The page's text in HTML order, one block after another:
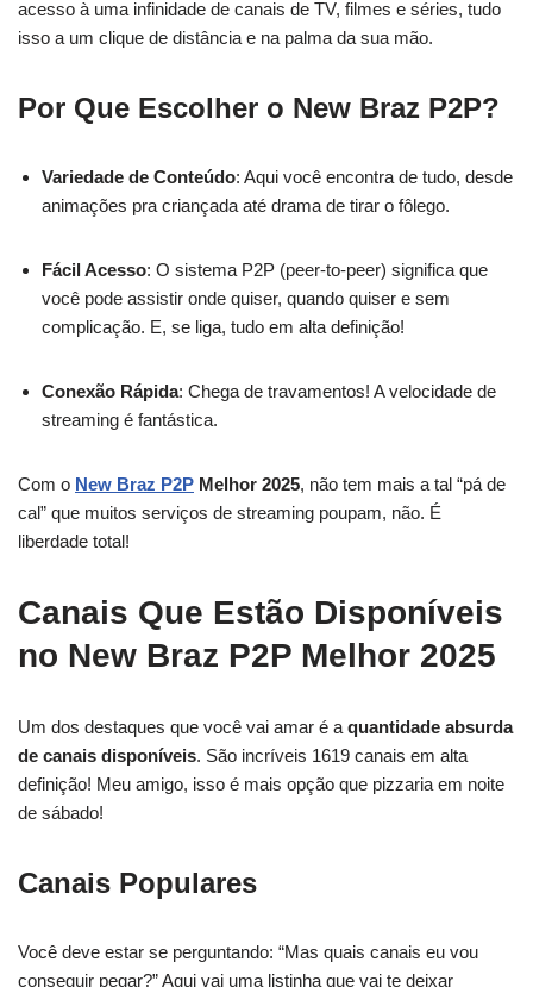
acesso à uma infinidade de canais de TV, filmes e séries, tudo
isso a um clique de distância e na palma da sua mão.
Por Que Escolher o New Braz P2P?
Variedade de Conteúdo: Aqui você encontra de tudo, desde
animações pra criançada até drama de tirar o fôlego.
Fácil Acesso: O sistema P2P (peer-to-peer) significa que
você pode assistir onde quiser, quando quiser e sem
complicação. E, se liga, tudo em alta definição!
Conexão Rápida: Chega de travamentos! A velocidade de
streaming é fantástica.
Com o New Braz P2P Melhor 2025, não tem mais a tal “pá de
cal” que muitos serviços de streaming poupam, não. É
liberdade total!
Canais Que Estão Disponíveis
no New Braz P2P Melhor 2025
Um dos destaques que você vai amar é a quantidade absurda
de canais disponíveis. São incríveis 1619 canais em alta
definição! Meu amigo, isso é mais opção que pizzaria em noite
de sábado!
Canais Populares
Você deve estar se perguntando: “Mas quais canais eu vou
conseguir pegar?” Aqui vai uma listinha que vai te deixar